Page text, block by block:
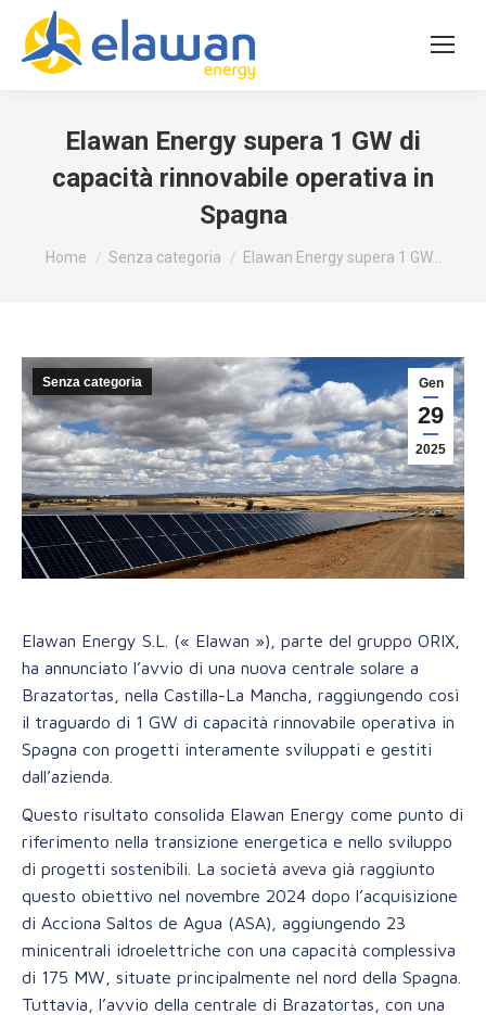
Elawan Energy supera 1 GW di
capacità rinnovabile operativa in
Spagna
Tu sei qui:
Home Senza categoria Elawan Energy supera 1 GW…
Gen
29
2025
Senza categoria
Elawan Energy S.L. (« Elawan »), parte del gruppo ORIX,
ha annunciato l’avvio di una nuova centrale solare a
Brazatortas, nella Castilla-La Mancha, raggiungendo così
il traguardo di 1 GW di capacità rinnovabile operativa in
Spagna con progetti interamente sviluppati e gestiti
dall’azienda.
Questo risultato consolida Elawan Energy come punto di
riferimento nella transizione energetica e nello sviluppo
di progetti sostenibili. La società aveva già raggiunto
questo obiettivo nel novembre 2024 dopo l’acquisizione
di Acciona Saltos de Agua (ASA), aggiungendo 23
minicentrali idroelettriche con una capacità complessiva
di 175 MW, situate principalmente nel nord della Spagna.
Tuttavia, l’avvio della centrale di Brazatortas, con una